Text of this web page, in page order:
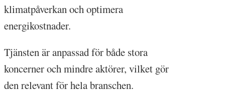
klimatpåverkan och optimera
energikostnader.
Tjänsten är anpassad för både stora
koncerner och mindre aktörer, vilket gör
den relevant för hela branschen.